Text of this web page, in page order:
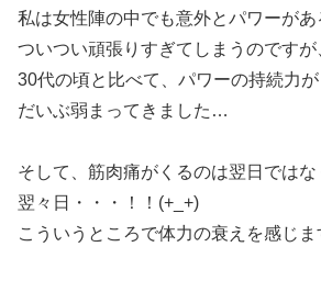
私は女性陣の中でも意外とパワーがあ
ついつい頑張りすぎてしまうのですが
30代の頃と比べて、パワーの持続力が
だいぶ弱まってきました…
そして、筋肉痛がくるのは翌日ではな
翌々日・・・！！(+_+)
こういうところで体力の衰えを感じま